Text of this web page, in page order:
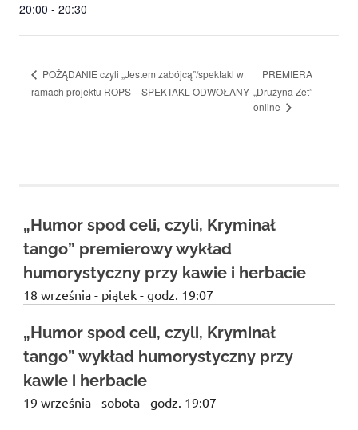
20:00 - 20:30
POŻĄDANIE czyli „Jestem zabójcą”/spektakl w
ramach projektu ROPS – SPEKTAKL ODWOŁANY
PREMIERA
„Drużyna Zet” –
online
„Humor spod celi, czyli, Kryminał
tango” premierowy wykład
humorystyczny przy kawie i herbacie
18 września - piątek - godz. 19:07
„Humor spod celi, czyli, Kryminał
tango” wykład humorystyczny przy
kawie i herbacie
19 września - sobota - godz. 19:07